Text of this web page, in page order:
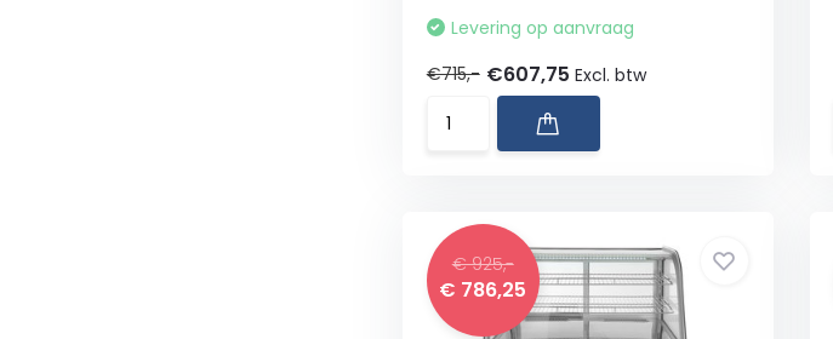
Levering op aanvraag
€715,- €607,75 Excl. btw
€ 925,-
€ 786,25